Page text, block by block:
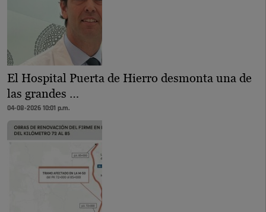
El Hospital Puerta de Hierro desmonta una de
las grandes …
04-08-2026 10:01 p.m.